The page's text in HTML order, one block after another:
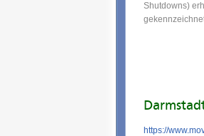
Shutdowns)
https://